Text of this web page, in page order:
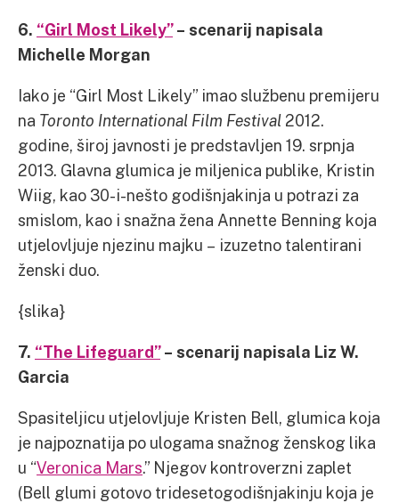
6. “Girl Most Likely”– scenarij napisala
Michelle Morgan
Iako je “Girl Most Likely” imao službenu premijeru
na Toronto International Film Festival 2012.
godine, široj javnosti je predstavljen 19. srpnja
2013. Glavna glumica je miljenica publike, Kristin
Wiig, kao 30-i-nešto godišnjakinja u potrazi za
smislom, kao i snažna žena Annette Benning koja
utjelovljuje njezinu majku – izuzetno talentirani
ženski duo.
{slika}
7. “The Lifeguard”– scenarij napisala Liz W.
Garcia
Spasiteljicu utjelovljuje Kristen Bell, glumica koja
je najpoznatija po ulogama snažnog ženskog lika
u “Veronica Mars.” Njegov kontroverzni zaplet
(Bell glumi gotovo tridesetogodišnjakinju koja je